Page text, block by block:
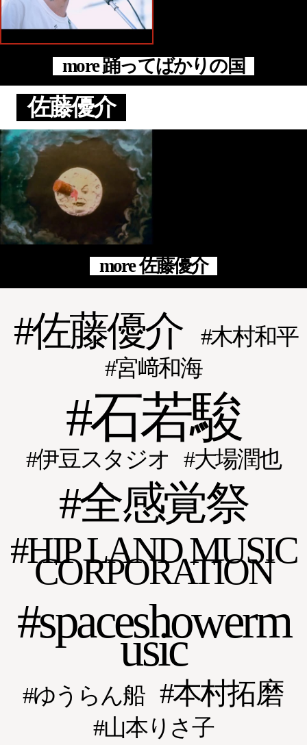
more 踊ってばかりの国
佐藤優介
more 佐藤優介
佐藤優介
木村和平
宮﨑和海
石若駿
伊豆スタジオ 大場潤也
全感覚祭
HIP LAND MUSIC
CORPORATION
spaceshowerm
usic
ゆうらん船 本村拓磨
山本りさ子